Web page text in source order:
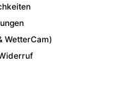
WetterCam)